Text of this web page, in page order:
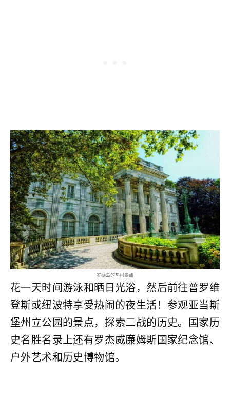
罗德岛的热门景点
花一天时间游泳和晒日光浴，然后前往普罗维
登斯或纽波特享受热闹的夜生活！参观亚当斯
堡州立公园的景点，探索二战的历史。国家历
史名胜名录上还有罗杰威廉姆斯国家纪念馆、
户外艺术和历史博物馆。